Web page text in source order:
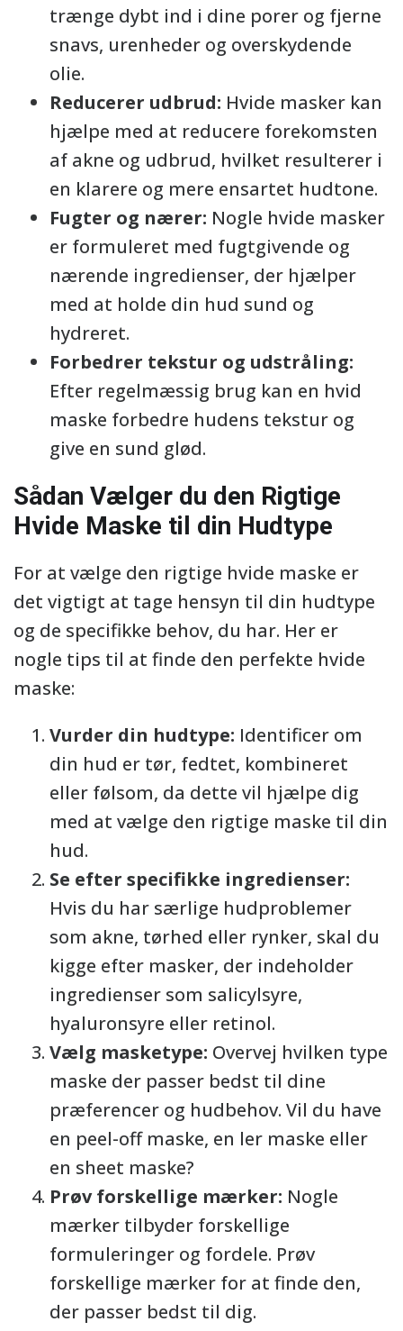
trænge dybt ind i dine porer og fjerne
snavs, urenheder og overskydende
olie.
Reducerer udbrud: Hvide masker kan
hjælpe med at reducere forekomsten
af ​​akne og udbrud, hvilket resulterer i
en klarere og mere ensartet hudtone.
Fugter og nærer: Nogle hvide masker
er formuleret med fugtgivende og
nærende ingredienser, der hjælper
med at holde din hud sund og
hydreret.
Forbedrer tekstur og udstråling:
Efter regelmæssig brug kan en hvid
maske forbedre hudens tekstur og
give en sund glød.
Sådan Vælger du den Rigtige
Hvide Maske til din Hudtype
For at vælge den rigtige hvide maske er
det vigtigt at tage hensyn til din hudtype
og de specifikke behov, du har. Her er
nogle tips til at finde den perfekte hvide
maske:
Vurder din hudtype: Identificer om
din hud er tør, fedtet, kombineret
eller følsom, da dette vil hjælpe dig
med at vælge den rigtige maske til din
hud.
Se efter specifikke ingredienser:
Hvis du har særlige hudproblemer
som akne, tørhed eller rynker, skal du
kigge efter masker, der indeholder
ingredienser som salicylsyre,
hyaluronsyre eller retinol.
Vælg masketype: Overvej hvilken type
maske der passer bedst til dine
præferencer og hudbehov. Vil du have
en peel-off maske, en ler maske eller
en sheet maske?
Prøv forskellige mærker: Nogle
mærker tilbyder forskellige
formuleringer og fordele. Prøv
forskellige mærker for at finde den,
der passer bedst til dig.